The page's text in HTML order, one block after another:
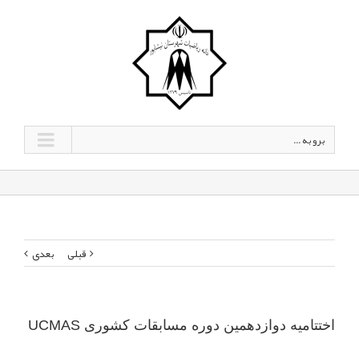
برو به ...
قبلی بعدی
اختتامیه دوازدهمین دوره مسابقات کشوری UCMAS